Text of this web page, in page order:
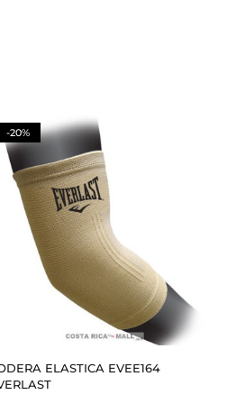
ELASTICA EVEE164
-20%